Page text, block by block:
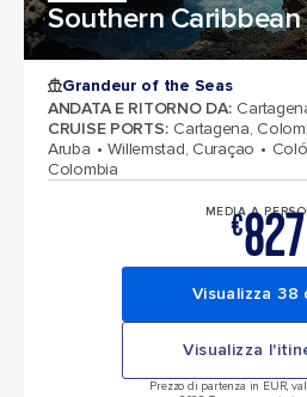
Southern Caribbean
Grandeur of the Seas
ANDATA E RITORNO DA:
CRUISE PORTS: Cartagena,
Aruba
Willemstad, Curaçao
Colombia
MEDIA A
€827
Visualizza 38
Visualizza
Prezzo di partenza in EUR,